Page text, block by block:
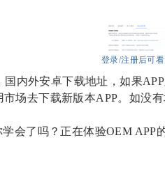
登录/注册后可
国内外安卓下载地址，如果
场去下载新版本APP。如没
会了吗？正在体验OEM APP